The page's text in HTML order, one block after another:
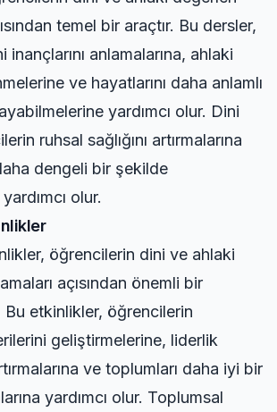
temel bir araçtır. Bu dersler,
anlamalarına, ahlaki
ve hayatlarını daha anlamlı
yardımcı olur. Dini
ruhsal sağlığını artırmalarına
dengeli bir şekilde
olur.
öğrencilerin dini ve ahlaki
açısından önemli bir
etkinlikler, öğrencilerin
geliştirmelerine, liderlik
ve toplumları daha iyi bir
yardımcı olur. Toplumsal